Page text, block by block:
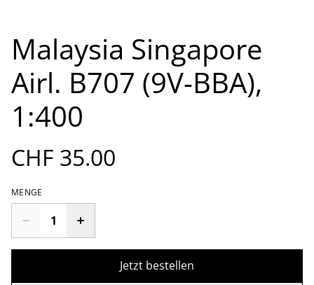
Malaysia Singapore
Airl. B707 (9V-BBA),
1:400
CHF 35.00
MENGE
Jetzt bestellen